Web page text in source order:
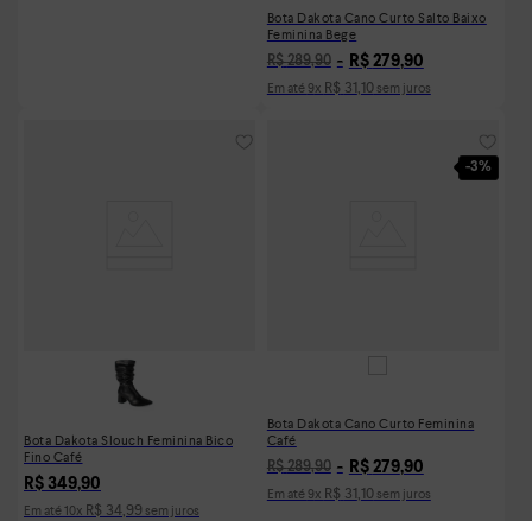
Bota Dakota Cano Curto Salto Baixo
Feminina Bege
R$ 289,90 R$ 279,90
Em até 9x R$ 31,10sem juros
Bota Dakota Slouch Feminina Bico
Fino Café
R$ 349,90
Em até 10x R$ 34,99 sem juros
-3%
Bota Dakota Cano Curto Feminina
Café
R$ 289,90 R$ 279,90
Em até 9x R$ 31,10sem juros